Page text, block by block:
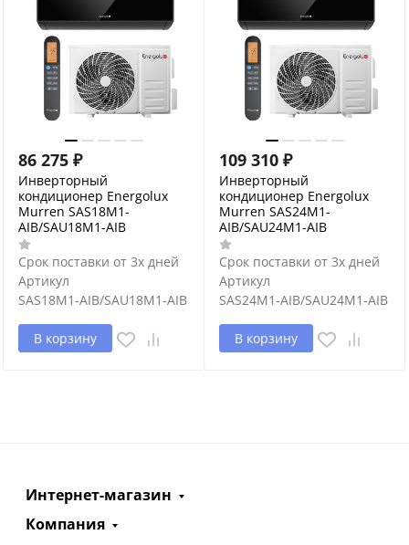
86 275 ₽
Инверторный
кондиционер Energolux
Murren SAS18M1-
AIB/SAU18M1-AIB
Срок поставки от 3х дней
Артикул
SAS18M1-AIB/SAU18M1-AIB
В корзину
109 310 ₽
Инверторный
кондиционер Energolux
Murren SAS24M1-
AIB/SAU24M1-AIB
Срок поставки от 3х дней
Артикул
SAS24M1-AIB/SAU24M1-AIB
В корзину
Интернет-магазин
Компания